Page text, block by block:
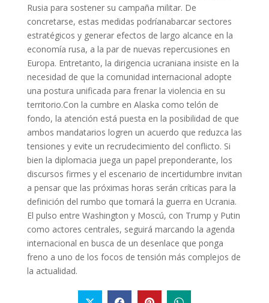
Rusia para sostener su campaña militar. De
concretarse, estas medidas podríanabarcar sectores
estratégicos y generar efectos de largo alcance en la
economía rusa, a la par de nuevas repercusiones en
Europa. Entretanto, la dirigencia ucraniana insiste en la
necesidad de que la comunidad internacional adopte
una postura unificada para frenar la violencia en su
territorio.Con la cumbre en Alaska como telón de
fondo, la atención está puesta en la posibilidad de que
ambos mandatarios logren un acuerdo que reduzca las
tensiones y evite un recrudecimiento del conflicto. Si
bien la diplomacia juega un papel preponderante, los
discursos firmes y el escenario de incertidumbre invitan
a pensar que las próximas horas serán críticas para la
definición del rumbo que tomará la guerra en Ucrania.
El pulso entre Washington y Moscú, con Trump y Putin
como actores centrales, seguirá marcando la agenda
internacional en busca de un desenlace que ponga
freno a uno de los focos de tensión más complejos de
la actualidad.